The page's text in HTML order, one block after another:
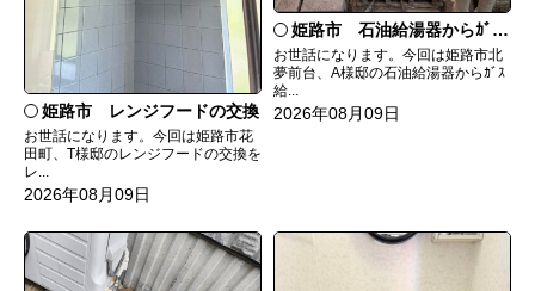
姫路市 レンジフードの交換
お世話になります。今回は姫路市花
田町、T様邸のレンジフードの交換を
レ...
2026年08月09日
姫路市 石油給湯器からｶﾞｽ給湯器へ取替
お世話になります。今回は姫路市北
夢前台、A様邸の石油給湯器からｶﾞｽ
給...
2026年08月09日